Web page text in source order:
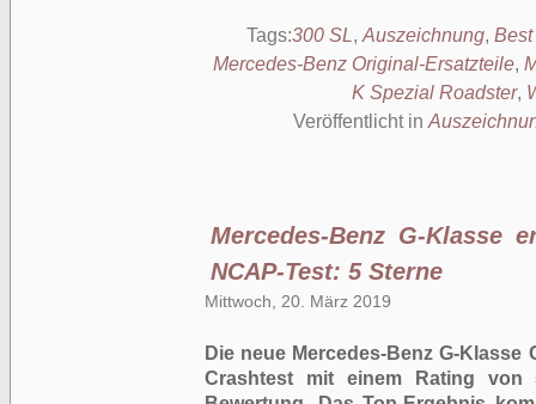
Tags:300 SL, Auszeichnung, Best
Mercedes-Benz Original-Ersatzteile,
K Spezial Roadster,
Veröffentlicht in
Mercedes-Benz G-Klasse
NCAP-Test: 5 Sterne
Mittwoch, 20. März 2019
Die neue Mercedes-Benz G-
Crashtest mit einem Rating von